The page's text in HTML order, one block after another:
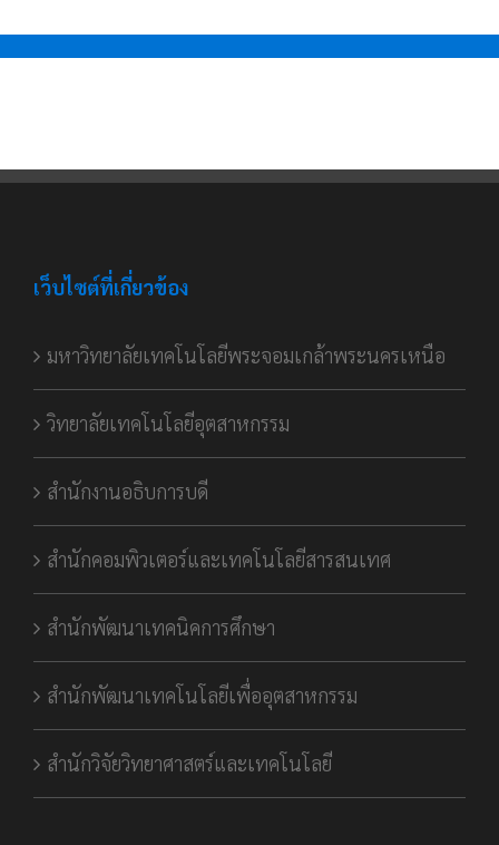
เว็บไซต์ที่เกี่ยวข้อง
มหาวิทยาลัยเทคโนโลยีพระจอมเกล้าพระนครเหนือ
วิทยาลัยเทคโนโลยีอุตสาหกรรม
สำนักงานอธิบการบดี
สำนักคอมพิวเตอร์และเทคโนโลยีสารสนเทศ
สำนักพัฒนาเทคนิคการศึกษา
สำนักพัฒนาเทคโนโลยีเพื่ออุตสาหกรรม
สำนักวิจัยวิทยาศาสตร์และเทคโนโลยี